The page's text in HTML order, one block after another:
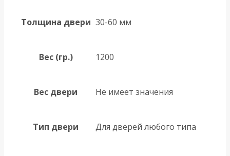
Толщина двери 30-60 мм
Вес (гр.) 1200
Вес двери Не имеет значения
Тип двери Для дверей любого типа